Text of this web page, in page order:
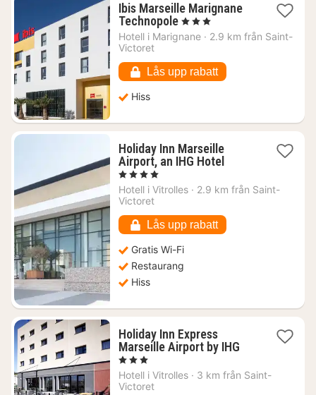
Ibis Marseille Marignane
Technopole1
natt
kr.
, 3 Stjärnor
Hotell i Marignane · 2.9 km från Saint-
Victoret
Lås upp rabatt
Hiss
Holiday Inn Marseille
Airport, an IHG Hotel1
från
, 4 Stjärnor
Hotell i Vitrolles · 2.9 km från Saint-
Victoret
Lås upp rabatt
Gratis Wi-Fi
Restaurang
Hiss
Holiday Inn Express
Marseille Airport by IHG1
från
, 3 Stjärnor
Hotell i Vitrolles · 3 km från Saint-
Victoret